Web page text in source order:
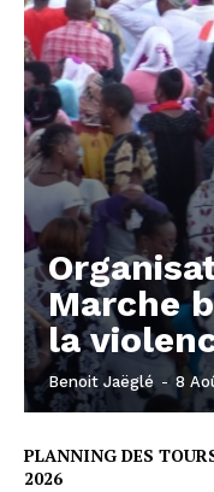
Marche
la
Benoit Jaëglé - 8
PLANNING DES
2026